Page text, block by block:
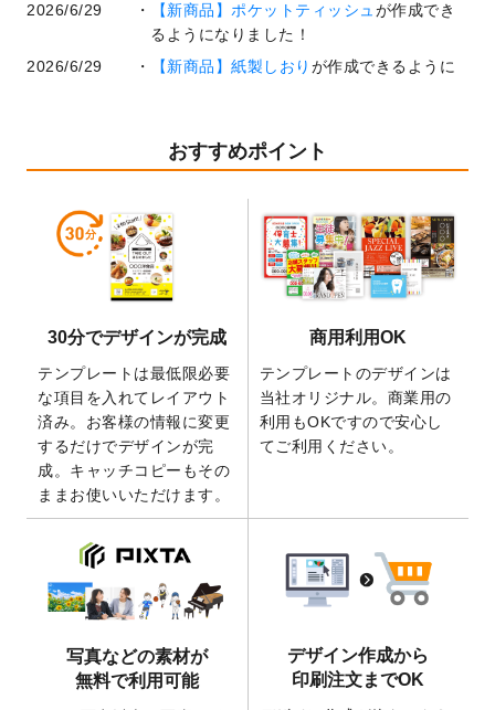
2026/6/29
【新商品】ポケットティッシュが作成でき
るようになりました！
2026/6/29
【新商品】紙製しおり が作成できるように
業効率を上げる便利な操作方法3選！
開いたしました。
暑中見舞いのデザインテンプレート
しました。
2026/5/28
【新商品】マグネットステッカーが作成で
きるようになりました！
の全4ステップを解説！」を公開いたしまし
た。
2026/4/23
コラム「 画像の配置・差し替え・トリミン
グ」「テンプレート間でパーツを流用する
方法」を公開いたしました。
2026/4/21
アクリルキーホルダーのデザインテンプレ
ート を追加いたしました。
りました！
2025/12/22
【新商品】アクリルキーホルダーが作成で
きるようになりました！
2025/12/22
2026年版4月始まりのカレンダーデザイン
テンプレート
を公開いたしました。
おすすめポイント
30分でデザインが完成
テンプレートは最低限必要
な項目を入れてレイアウト
済み。お客様の情報に変更
するだけでデザインが完
成。キャッチコピーもその
ままお使いいただけます。
商用利用OK
テンプレートのデザインは
当社オリジナル。商業用の
利用もOKですので安心し
てご利用ください。
写真などの素材が
無料で利用可能
デザイン作成から
印刷注文までOK